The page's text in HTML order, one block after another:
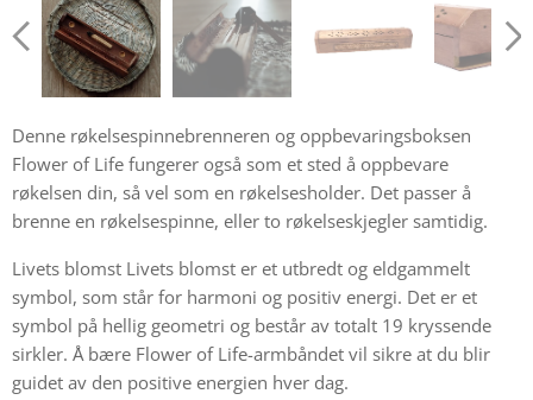
Denne røkelsespinnebrenneren og oppbevaringsboksen
Flower of Life fungerer også som et sted å oppbevare
røkelsen din, så vel som en røkelsesholder. Det passer å
brenne en røkelsespinne, eller to røkelseskjegler samtidig.
Livets blomst Livets blomst er et utbredt og eldgammelt
symbol, som står for harmoni og positiv energi. Det er et
symbol på hellig geometri og består av totalt 19 kryssende
sirkler. Å bære Flower of Life-armbåndet vil sikre at du blir
guidet av den positive energien hver dag.